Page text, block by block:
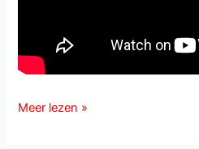
Mario
Meer lezen »